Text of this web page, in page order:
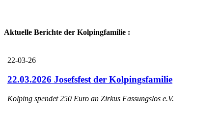
Aktuelle Berichte der Kolpingfamilie :
22-03-26
22.03.2026 Josefsfest der Kolpingsfamilie
Kolping spendet 250 Euro an Zirkus Fassungslos e.V.